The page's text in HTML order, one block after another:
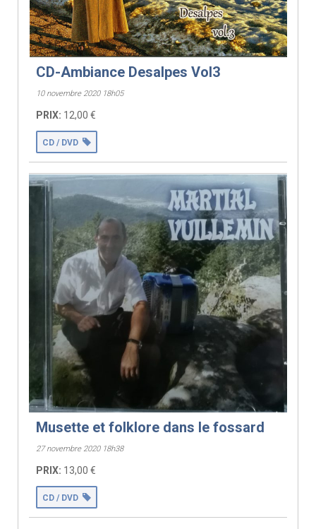
CD-Ambiance Desalpes Vol3
10 novembre 2020 18h05
PRIX: 12,00 €
CD / DVD
Musette et folklore dans le fossard
27 novembre 2020 18h38
PRIX: 13,00 €
CD / DVD